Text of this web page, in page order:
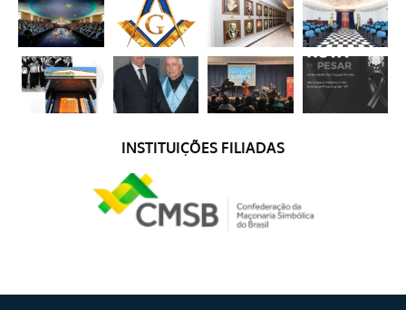
INSTITUIÇÕES FILIADAS